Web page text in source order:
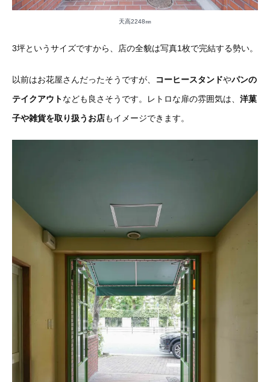
天高2248㎜
3坪というサイズですから、店の全貌は写真1枚で完結する勢い。
以前はお花屋さんだったそうですが、 コーヒースタンドやパンの
テイクアウトなども良さそうです。レトロな扉の雰囲気は、 洋菓
子や雑貨を取り扱うお店もイメージできます。